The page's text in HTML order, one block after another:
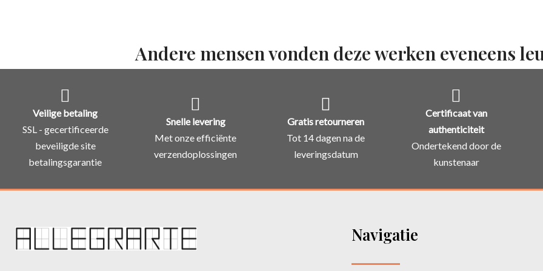
Andere mensen vonden deze werken eveneens
Veilige betaling
SSL - gecertificeerde
beveiligde site
betalingsgarantie
Snelle levering
Met onze efficiënte
verzendoplossingen
Gratis retourneren
Tot 14 dagen na de
leveringsdatum
Certificaat van
authenticiteit
Ondertekend door de
kunstenaar
Navigatie